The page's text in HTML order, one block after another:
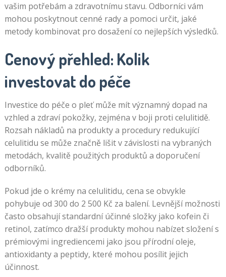
vašim potřebám a zdravotnímu stavu. Odborníci vám
mohou poskytnout cenné rady a pomoci určit, jaké
metody kombinovat pro dosažení co nejlepších výsledků.
Cenový přehled: Kolik
investovat do péče
Investice do péče o pleť může mít významný dopad na
vzhled a zdraví pokožky, zejména v boji proti celulitidě.
Rozsah nákladů na produkty a procedury redukující
celulitidu se může značně lišit v závislosti na vybraných
metodách, kvalitě použitých produktů a doporučení
odborníků.
Pokud jde o krémy na celulitidu, cena se obvykle
pohybuje od 300 do 2 500 Kč za balení. Levnější možnosti
často obsahují standardní účinné složky jako kofein či
retinol, zatímco dražší produkty mohou nabízet složení s
prémiovými ingrediencemi jako jsou přírodní oleje,
antioxidanty a peptidy, které mohou posílit jejich
účinnost.